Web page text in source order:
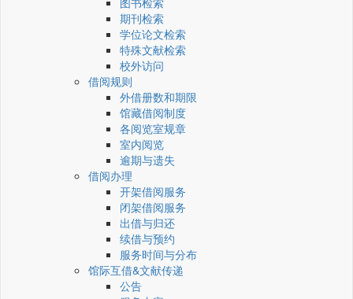
期刊检索
学位论文检索
特殊文献检索
校外访问
借阅规则
外借册数和期限
馆藏借阅制度
各阅览室规章
室内阅览
逾期与遗失
借阅办理
开架借阅服务
闭架借阅服务
出借与归还
续借与预约
服务时间与分布
馆际互借&文献传递
公告